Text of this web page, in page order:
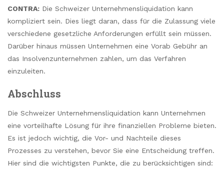
CONTRA: Die Schweizer Unternehmensliquidation kann
kompliziert sein. Dies liegt daran, dass für die Zulassung viele
verschiedene gesetzliche Anforderungen erfüllt sein müssen.
Darüber hinaus müssen Unternehmen eine Vorab Gebühr an
das Insolvenzunternehmen zahlen, um das Verfahren
einzuleiten.
Abschluss
Die Schweizer Unternehmensliquidation kann Unternehmen
eine vorteilhafte Lösung für ihre finanziellen Probleme bieten.
Es ist jedoch wichtig, die Vor- und Nachteile dieses
Prozesses zu verstehen, bevor Sie eine Entscheidung treffen.
Hier sind die wichtigsten Punkte, die zu berücksichtigen sind: